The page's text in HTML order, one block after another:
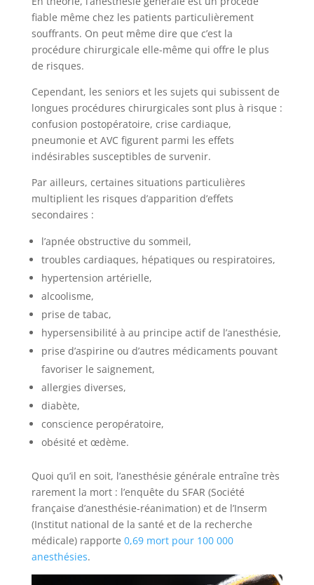
fiable même chez les patients particulièrement
souffrants. On peut même dire que c’est la
procédure chirurgicale elle-même qui offre le plus
de risques.
Cependant, les seniors et les sujets qui subissent de
longues procédures chirurgicales sont plus à risque :
confusion postopératoire, crise cardiaque,
pneumonie et AVC figurent parmi les effets
indésirables susceptibles de survenir.
Par ailleurs, certaines situations particulières
multiplient les risques d’apparition d’effets
secondaires :
l’apnée obstructive du sommeil,
troubles cardiaques, hépatiques ou respiratoires,
hypertension artérielle,
alcoolisme,
prise de tabac,
hypersensibilité à au principe actif de l’anesthésie,
prise d’aspirine ou d’autres médicaments pouvant
favoriser le saignement,
allergies diverses,
diabète,
conscience peropératoire,
obésité et œdème.
Quoi qu’il en soit, l’anesthésie générale entraîne très
rarement la mort : l’enquête du SFAR (Société
française d’anesthésie-réanimation) et de l’Inserm
(Institut national de la santé et de la recherche
médicale) rapporte 0,69 mort pour 100 000
anesthésies.